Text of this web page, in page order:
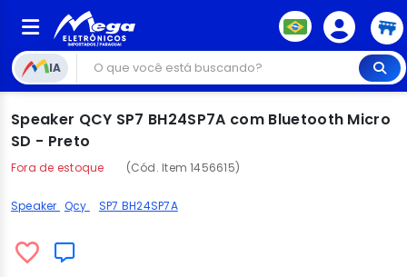
IA
Speaker QCY SP7 BH24SP7A com Bluetooth Micro
SD - Preto
Fora de estoque (Cód. Item 1456615)
Speaker Qcy SP7 BH24SP7A